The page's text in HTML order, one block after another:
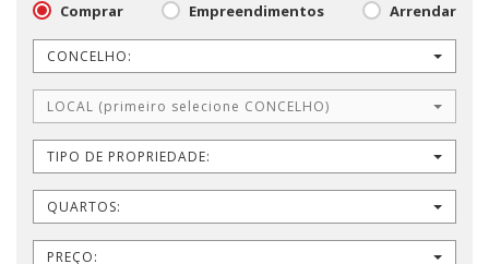
Comprar Empreendimentos Arrendar
CONCELHO:
LOCAL (primeiro selecione CONCELHO)
TIPO DE PROPRIEDADE:
QUARTOS:
PREÇO: